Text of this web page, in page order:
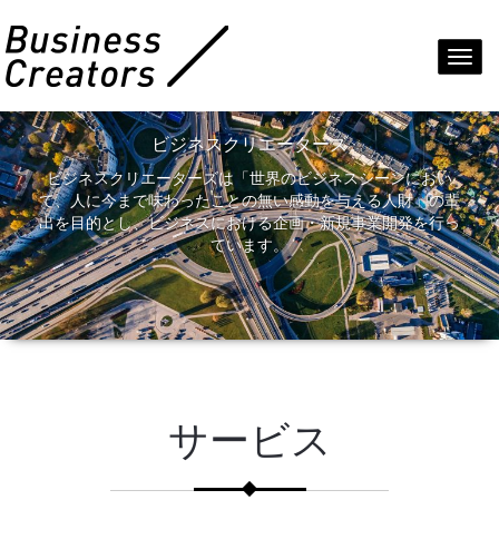
ビジネスクリエーターズ
ビジネスクリエーターズは「世界のビジネスシーンにおい
て、人に今まで味わったことの無い感動を与える人財」の輩
出を目的とし、ビジネスにおける企画・新規事業開発を行っ
ています。
サービス